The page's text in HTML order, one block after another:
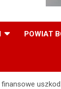
POWIAT